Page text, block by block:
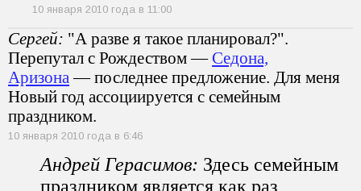
10 января 2010 года в 11:00
Сергей: "А разве я такое планировал?".
Перепутал с Рождеством — Седона,
Аризона — последнее предложение. Для меня
Новый год ассоциируется с семейным
праздником.
10 января 2010 года в 6:46
Андрей Герасимов: Здесь семейным
праздником является как раз